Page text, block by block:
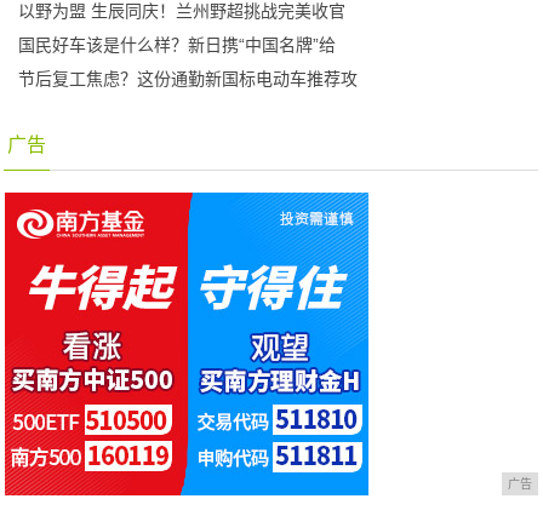
以野为盟 生辰同庆！兰州野超挑战完美收官
国民好车该是什么样？新日携“中国名牌”给
节后复工焦虑？这份通勤新国标电动车推荐攻
广告
广告